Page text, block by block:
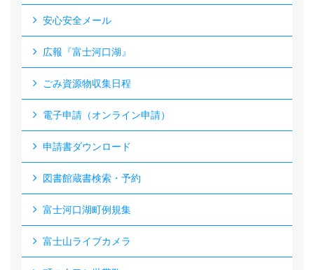
安心安全メール
広報『富士河口湖』
ごみ資源物収集日程
電子申請（オンライン申請）
申請書ダウンロード
図書館蔵書検索・予約
富士河口湖町例規集
富士山ライブカメラ